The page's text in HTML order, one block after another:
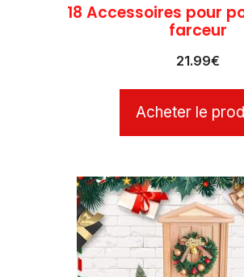
18 Accessoires pour
farceur
21.99€
Acheter le